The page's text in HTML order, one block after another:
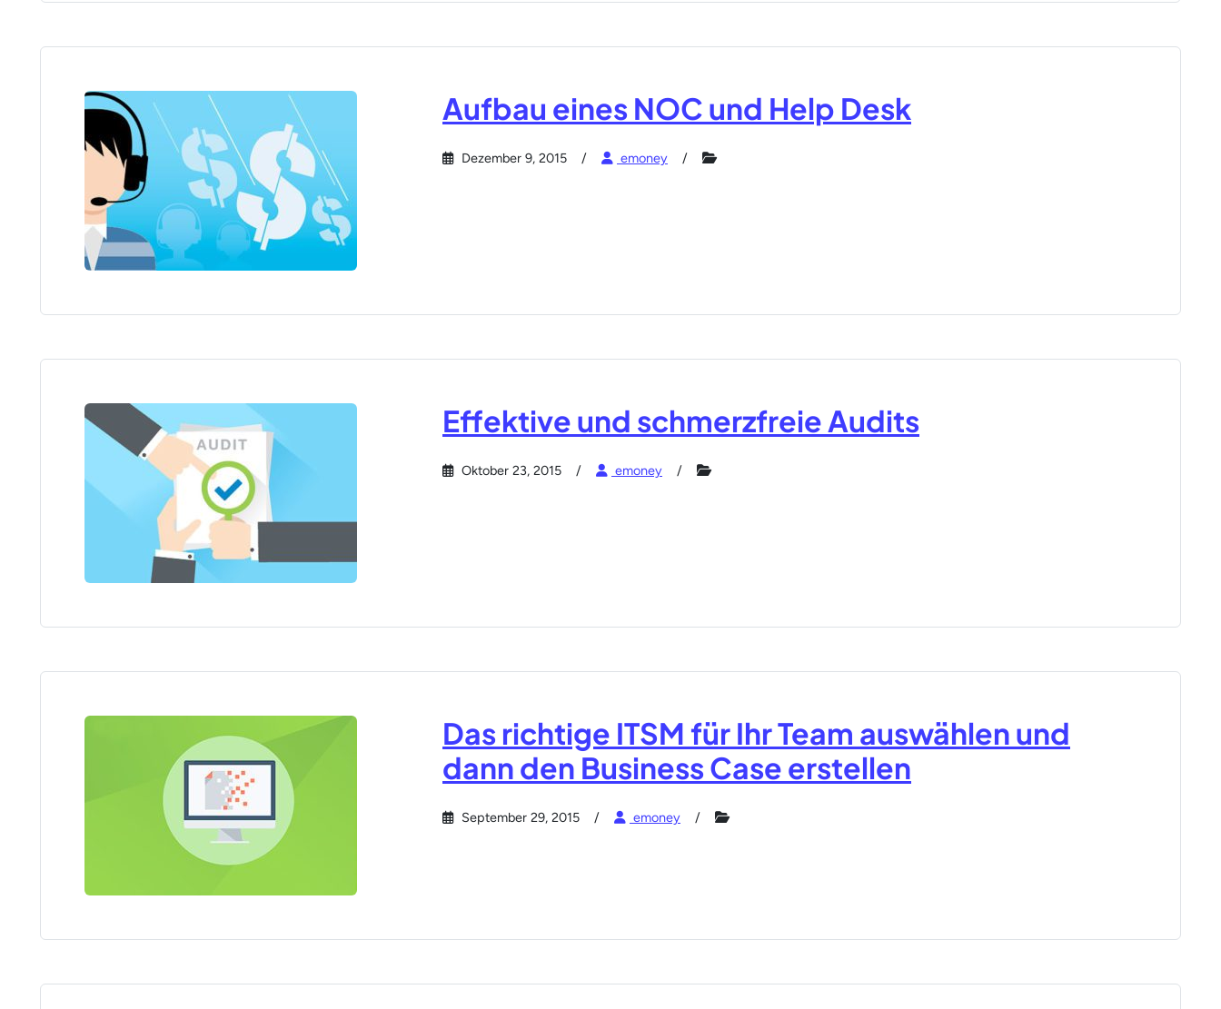
Aufbau eines NOC und Help Desk
Dezember 9, 2015 emoney
Effektive und schmerzfreie Audits
Oktober 23, 2015 emoney
Das richtige ITSM für Ihr Team auswählen und
dann den Business Case erstellen
September 29, 2015 emoney